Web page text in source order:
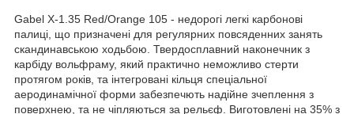
Gabel X-1.35 Red/Orange 105 - недорогі легкі карбонові
палиці, що призначені для регулярних повсяденних занять
скандинавською ходьбою. Твердосплавний наконечник з
карбіду вольфраму, який практично неможливо стерти
протягом років, та інтегровані кільця спеціальної
аеродинамічної форми забезпечють надійне зчеплення з
поверхнею, та не чіпляються за рельєф. Виготовлені на 35% з